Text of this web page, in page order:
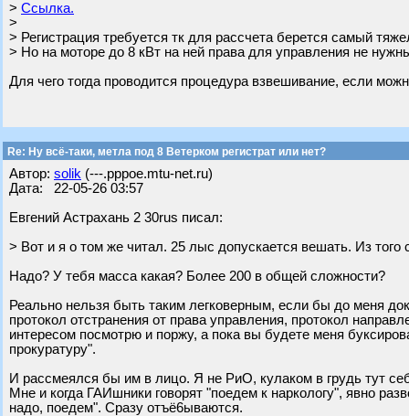
> Ссылка.
>
> Регистрация требуется тк для рассчета берется самый
> Но на моторе до 8 кВт на ней права для управления не
Для чего тогда проводится процедура взвешивание, если
Re: Ну всё-таки, метла под 8 Ветерком регистрат или нет?
Автор: solik (---.pppoe.mtu-net.ru)
Дата: 22-05-26 03:57
Евгений Астрахань 2 30rus писал:
> Вот и я о том же читал. 25 лыс допускается вешать. Из того
Надо? У тебя масса какая? Более 200 в общей сложности?
Реально нельзя быть таким легковерным, если бы до меня
протокол отстранения от права управления, протокол
интересом посмотрю и поржу, а пока вы будете меня
прокуратуру".
И рассмеялся бы им в лицо. Я не РиО, кулаком в грудь тут
Мне и когда ГАИшники говорят "поедем к наркологу", явно
надо, поедем". Сразу отъё6ываются.